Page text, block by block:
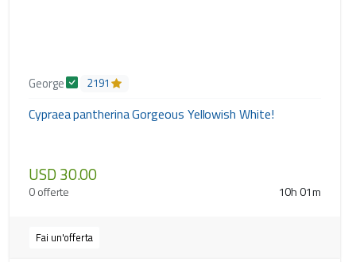
George 2191
Cypraea pantherina Gorgeous Yellowish White!
USD 30.00
0 offerte 10h 01m
Fai un'offerta